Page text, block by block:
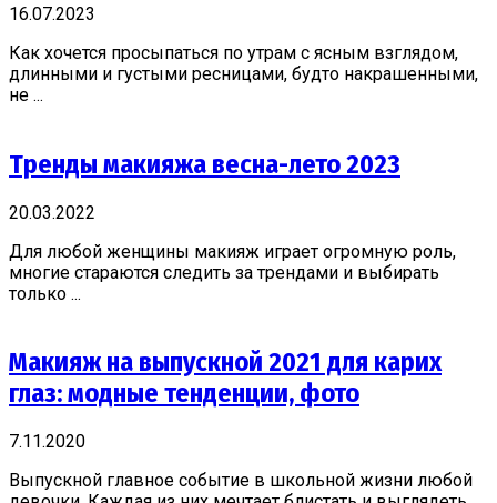
16.07.2023
Как хочется просыпаться по утрам с ясным взглядом,
длинными и густыми ресницами, будто накрашенными,
не ...
Тренды макияжа весна-лето 2023
20.03.2022
Для любой женщины макияж играет огромную роль,
многие стараются следить за трендами и выбирать
только ...
Макияж на выпускной 2021 для карих
глаз: модные тенденции, фото
7.11.2020
Выпускной главное событие в школьной жизни любой